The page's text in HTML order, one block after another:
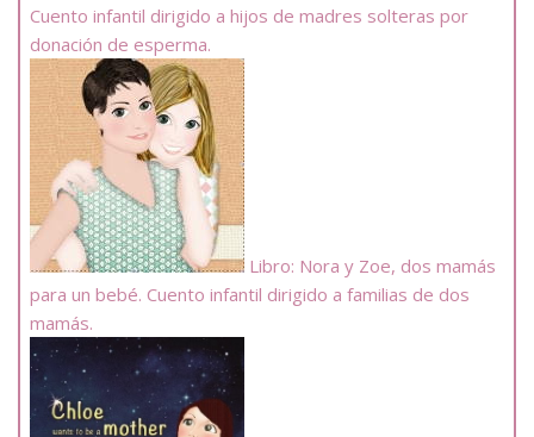
Cuento infantil dirigido a hijos de madres solteras por
donación de esperma.
Libro: Nora y Zoe, dos mamás
para un bebé. Cuento infantil dirigido a familias de dos
mamás.